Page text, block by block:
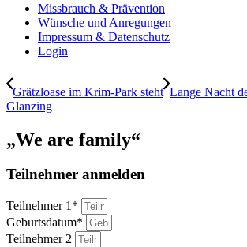
Missbrauch & Prävention
Wünsche und Anregungen
Impressum & Datenschutz
Login
Grätzloase im Krim-Park steht Lange Nacht
Glanzing
„We are family“
Teilnehmer anmelden
Teilnehmer 1*
Geburtsdatum*
Teilnehmer 2